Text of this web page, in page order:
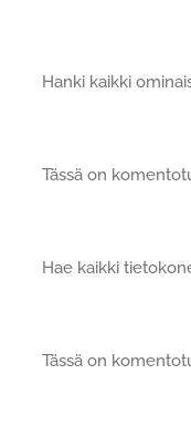
Hanki kaikki
Tässä on
Hae kaikki
Tässä on